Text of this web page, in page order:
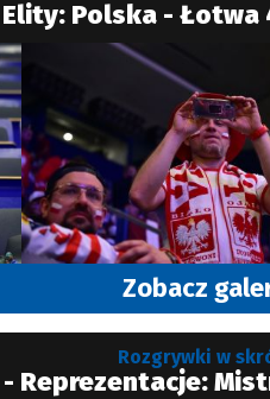
Elity: Polska - Łotwa
Zobacz
Rozgrywki w
Reprezentacje: